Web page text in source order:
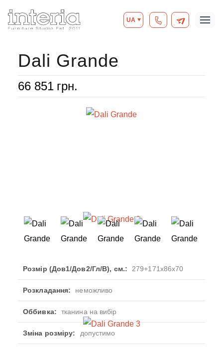
UA
Dali Grande
66 851грн.
Розмір (Дов1/Дов2/Гл/В), см.: 279+171x86x70
Розкладання: неможливо
Оббивка: тканина на вибір
Зміна розміру: допустимо